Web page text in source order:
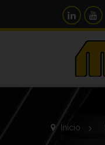
Inicio >